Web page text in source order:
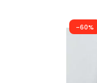
-60%